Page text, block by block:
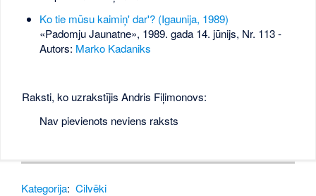
Ko tie mūsu kaimiņ' dar'? (Igaunija, 1989)
«Padomju Jaunatne», 1989. gada 14. jūnijs, Nr. 113-
Autors: Marko Kadaniks
Raksti, ko uzrakstījis Andris Fiļimonovs:
Nav pievienots neviens raksts
Kategorija: Cilvēki